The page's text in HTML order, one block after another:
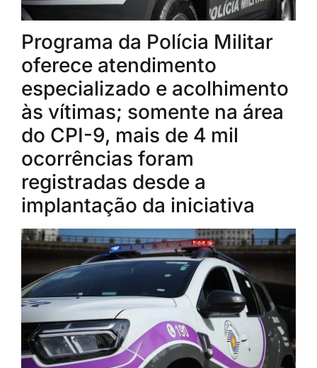
Programa da Polícia Militar
oferece atendimento
especializado e acolhimento
às vítimas; somente na área
do CPI-9, mais de 4 mil
ocorrências foram
registradas desde a
implantação da iniciativa